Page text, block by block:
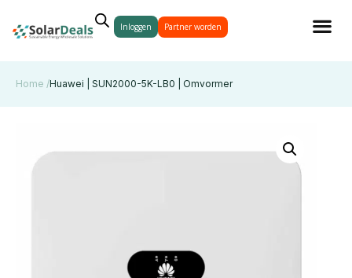
Inloggen Partner worden
Home /Huawei | SUN2000-5K-LB0 | Omvormer